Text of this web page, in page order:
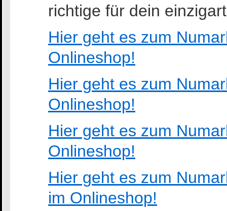
richtige für dein
Hier geht es zum
Onlineshop!
Hier geht es zum
Onlineshop!
Hier geht es zum
Onlineshop!
Hier geht es zum
im Onlineshop!